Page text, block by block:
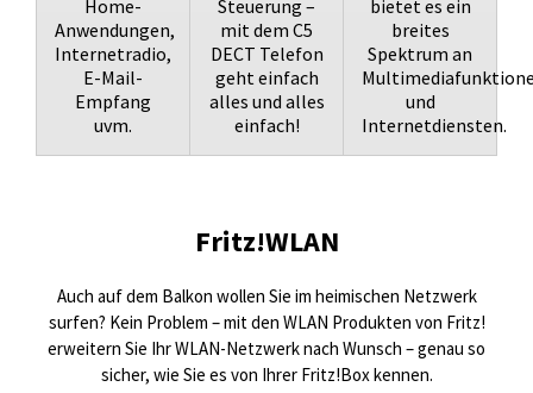
Home-
Anwendungen,
Internetradio,
E-Mail-
Empfang
uvm.
Steuerung –
mit dem C5
DECT Telefon
geht einfach
alles und alles
einfach!
bietet es ein
breites
Spektrum an
und
Internetdiensten.
Fritz!WLAN
Auch auf dem Balkon wollen Sie im heimischen Netzwerk
surfen? Kein Problem – mit den WLAN Produkten von Fritz!
erweitern Sie Ihr WLAN-Netzwerk nach Wunsch – genau so
sicher, wie Sie es von Ihrer Fritz!Box kennen.